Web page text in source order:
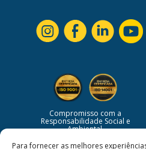
Para fornecer as melhores
Compromisso com a
Responsabilidade Social e
Ambiental.